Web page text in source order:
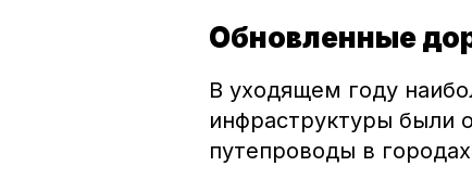
Обновленные
В уходящем году
инфраструктуры были
путепроводы в